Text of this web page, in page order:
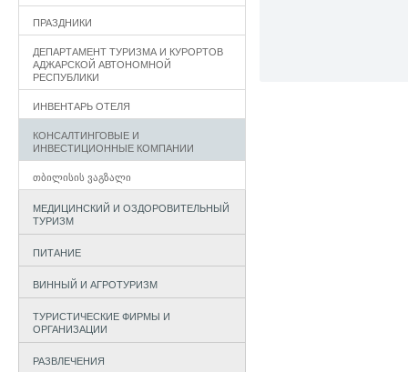
ПРАЗДНИКИ
ДЕПАРТАМЕНТ ТУРИЗМА И КУРОРТОВ
АДЖАРСКОЙ АВТОНОМНОЙ
РЕСПУБЛИКИ
ИНВЕНТАРЬ ОТЕЛЯ
КОНСАЛТИНГОВЫЕ И
ИНВЕСТИЦИОННЫЕ КОМПАНИИ
ᲗᲑᲘᲚᲘᲡᲘᲡ ᲕᲐᲒᲖᲐᲚᲘ
МЕДИЦИНСКИЙ И ОЗДОРОВИТЕЛЬНЫЙ
ТУРИЗМ
ПИТАНИЕ
ВИННЫЙ И АГРОТУРИЗМ
ТУРИСТИЧЕСКИЕ ФИРМЫ И
ОРГАНИЗАЦИИ
РАЗВЛЕЧЕНИЯ